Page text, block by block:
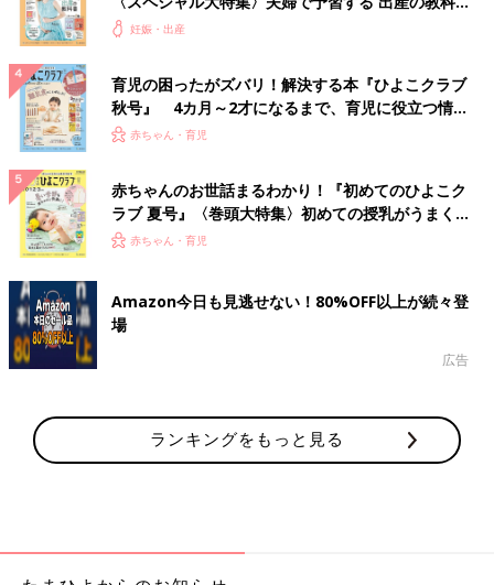
書 妊娠・出産
育児の困ったがズバリ！解決する本『ひよこクラブ
秋号』 4カ月～2才になるまで、育児に役立つ情報
がいっぱい！
赤ちゃん・育児
赤ちゃんのお世話まるわかり！『初めてのひよこク
ラブ 夏号』〈巻頭大特集〉初めての授乳がうまく
いく！ おっぱい・ミルクの基本と夏のトラブル 解
赤ちゃん・育児
Amazon今日も見逃せない！80%OFF以上が続々登
場
広告
ランキングをもっと見る